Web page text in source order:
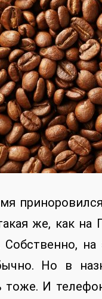
же, как на
Собственно,
Но в
И